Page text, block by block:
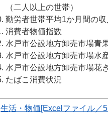
（二人以上の世帯）
勤労者世帯平均1か月間の収
消費者物価指数
水戸市公設地方卸売市場青
水戸市公設地方卸売市場水
水戸市公設地方卸売市場花
たばこ消費状況
生活・物価[Excelファイル／